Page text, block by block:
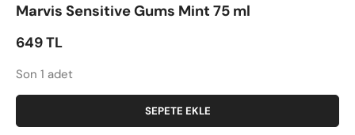
Marvis Sensitive Gums Mint 75 ml
Satış fiyatı
649 TL
Son 1 adet
SEPETE EKLE